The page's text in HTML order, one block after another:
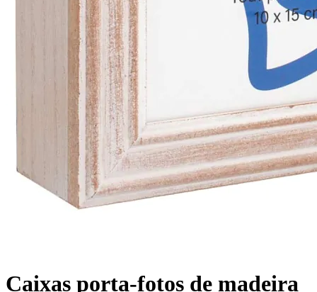
Caixas porta-fotos de madeira